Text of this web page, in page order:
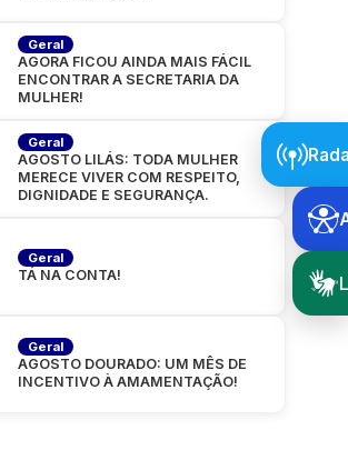
Geral
AGORA FICOU AINDA MAIS FÁCIL
ENCONTRAR A SECRETARIA DA
MULHER!
Geral
AGOSTO LILÁS: TODA MULHER
MERECE VIVER COM RESPEITO,
DIGNIDADE E SEGURANÇA.
Geral
TÁ NA CONTA!
Geral
AGOSTO DOURADO: UM MÊS DE
INCENTIVO À AMAMENTAÇÃO!